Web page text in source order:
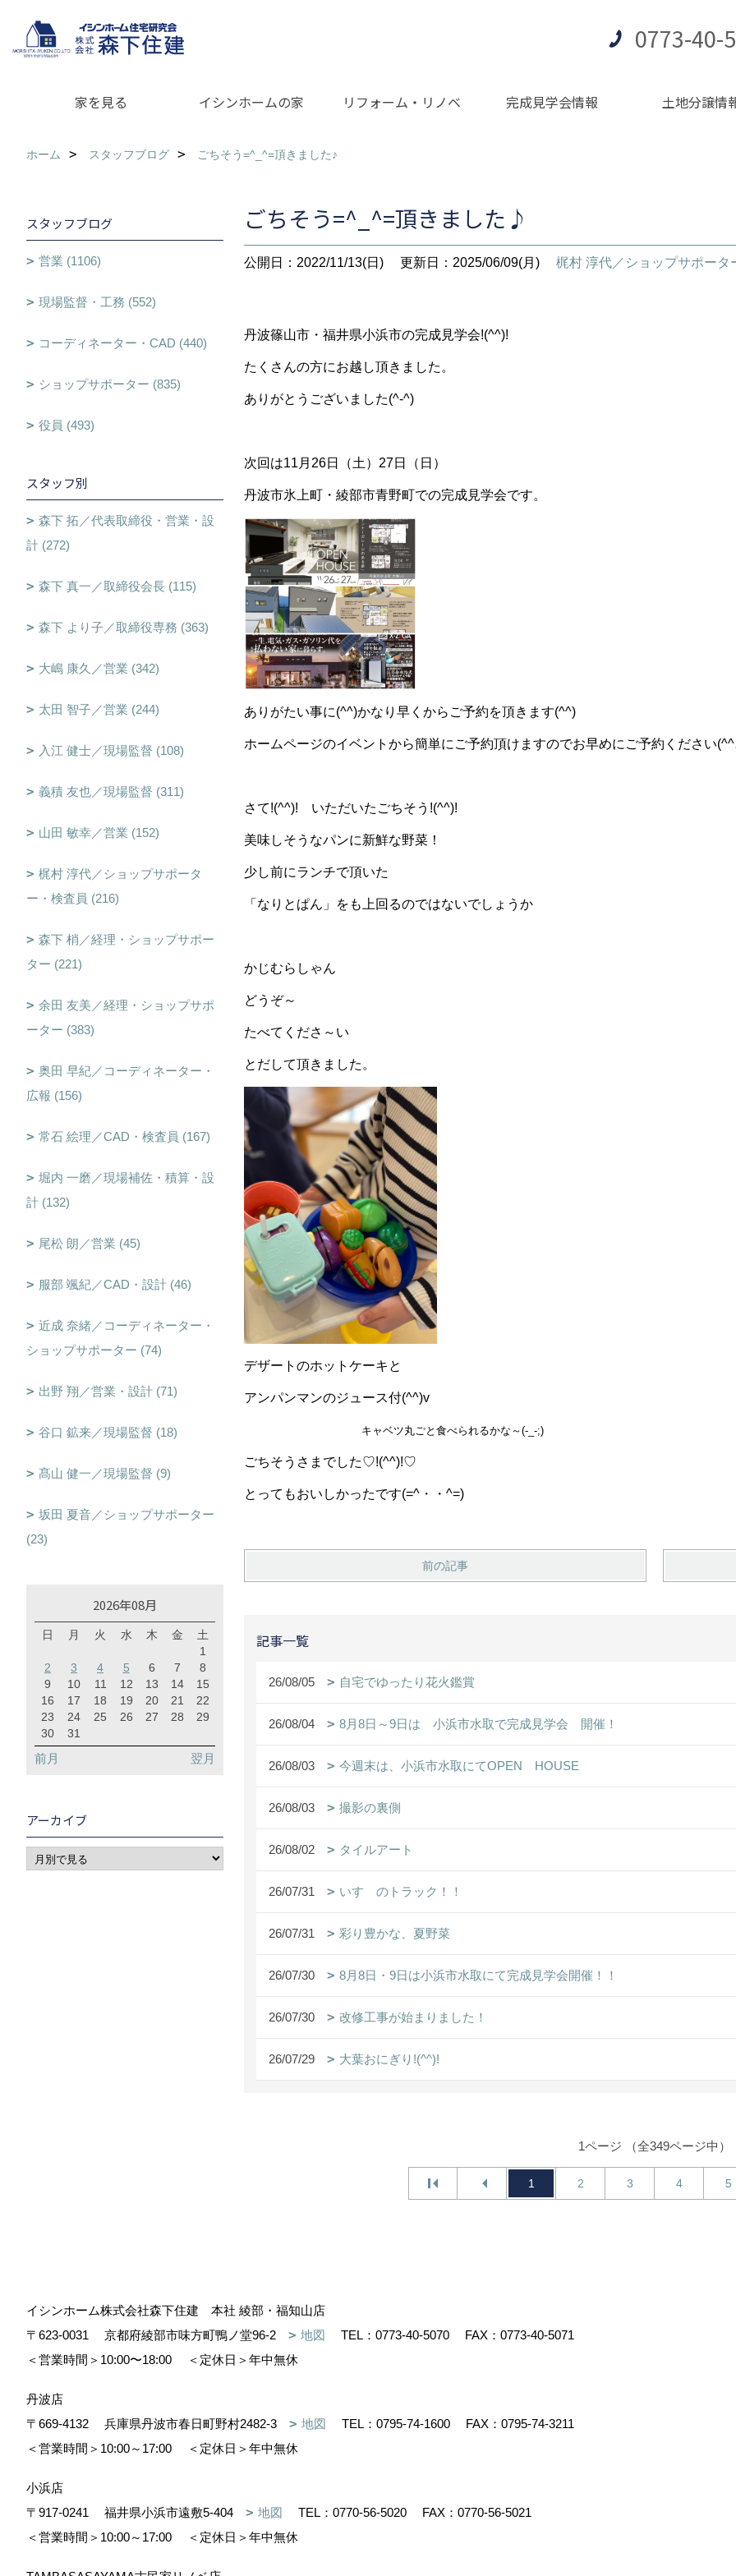
0773-40-
家を見る イシンホームの家 リフォーム・リノベ 完成見学会情報 土地分譲情
ホーム スタッフブログ ごちそう=^_^=頂きました♪
ごちそう=^_^=頂きました♪
公開日：2022/11/13(日) 更新日：2025/06/09(月) 梶村 淳代／ショップサポータ
丹波篠山市・福井県小浜市の完成見学会!(^^)!
たくさんの方にお越し頂きました。
ありがとうございました(^-^)
次回は11月26日（土）27日（日）
丹波市氷上町・綾部市青野町での完成見学会です。
ありがたい事に(^^)かなり早くからご予約を頂きます(^^)
ホームページのイベントから簡単にご予約頂けますのでお早めにご予約ください
さて!(^^)! いただいたごちそう!(^^)!
美味しそうなパンに新鮮な野菜！
少し前にランチで頂いた
「なりとぱん」をも上回るのではないでしょうか
かじむらしゃん
どうぞ～
たべてくださ～い
とだして頂きました。
デザートのホットケーキと
アンパンマンのジュース付(^^)v
キャベツ丸ごと食べられるかな～(-_-;)
ごちそうさまでした♡!(^^)!♡
とってもおいしかったです(=^・・^=)
前の記事
記事一覧
26/08/05 自宅でゆったり花火鑑賞
26/08/04 8月8日～9日は 小浜市水取で完成見学会 開催！
26/08/03 今週末は、小浜市水取にてOPEN HOUSE
26/08/03 撮影の裏側
26/08/02 タイルアート
26/07/31 いすゞのトラック！！
26/07/31 彩り豊かな、夏野菜
26/07/30 8月8日・9日は小浜市水取にて完成見学会開催！！
26/07/30 改修工事が始まりました！
26/07/29 大葉おにぎり!(^^)!
1ページ （全349ページ中）
1 2 3 4 5
スタッフブログ
営業 (1106)
現場監督・工務 (552)
コーディネーター・CAD (440)
ショップサポーター (835)
役員 (493)
スタッフ別
森下 拓／代表取締役・営業・設
計 (272)
森下 真一／取締役会長 (115)
森下 より子／取締役専務 (363)
大嶋 康久／営業 (342)
太田 智子／営業 (244)
入江 健士／現場監督 (108)
義積 友也／現場監督 (311)
山田 敏幸／営業 (152)
梶村 淳代／ショップサポータ
ー・検査員 (216)
森下 梢／経理・ショップサポー
ター (221)
余田 友美／経理・ショップサポ
ーター (383)
奥田 早紀／コーディネーター・
広報 (156)
常石 絵理／CAD・検査員 (167)
堀内 一磨／現場補佐・積算・設
計 (132)
尾松 朗／営業 (45)
服部 颯紀／CAD・設計 (46)
近成 奈緒／コーディネーター・
ショップサポーター (74)
出野 翔／営業・設計 (71)
谷口 鉱来／現場監督 (18)
髙山 健一／現場監督 (9)
坂田 夏音／ショップサポーター
(23)
2026年08月
日 月 火 水 木 金
土
1
2
3 4 5 6 7
8
9
10 11 12 13 14
15
16
17 18 19 20 21
22
23
24 25 26 27 28
29
30
31
前月 翌月
アーカイブ
イシンホーム株式会社森下住建 本社 綾部・福知山店
〒623-0031
京都府綾部市味方町鴨ノ堂96-2 地図 TEL： 0773-40-5070
FAX：0773-40-5071
＜営業時間＞10:00〜18:00
＜定休日＞年中無休
丹波店
〒669-4132
兵庫県丹波市春日町野村2482-3 地図 TEL： 0795-74-1600
FAX：0795-74-3211
＜営業時間＞10:00～17:00
＜定休日＞年中無休
小浜店
〒917-0241
福井県小浜市遠敷5-404 地図 TEL： 0770-56-5020
FAX：0770-56-5021
＜営業時間＞10:00～17:00
＜定休日＞年中無休